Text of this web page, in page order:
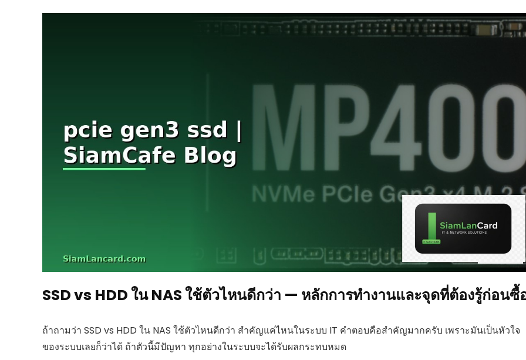
SSD vs HDD ใน NAS ใช้ตัวไหนดีกว่า — หลักการทำงานและจุดที่ต้องรู้ก่อนซื้
ถ้าถามว่า SSD vs HDD ใน NAS ใช้ตัวไหนดีกว่า สำคัญแค่ไหนในระบบ IT คำตอบคือสำคัญมากครับ เพราะมันเป็นหัวใจ
ของระบบเลยก็ว่าได้ ถ้าตัวนี้มีปัญหา ทุกอย่างในระบบจะได้รับผลกระทบหมด